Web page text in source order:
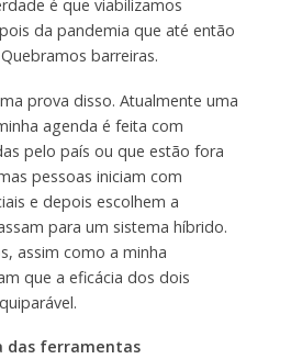
é que viabilizamos
da pandemia que até então
barreiras.
prova disso. Atualmente uma
agenda é feita com
pelo país ou que estão fora
pessoas iniciam com
e depois escolhem a
para um sistema híbrido.
assim como a minha
que a eficácia dos dois
das ferramentas